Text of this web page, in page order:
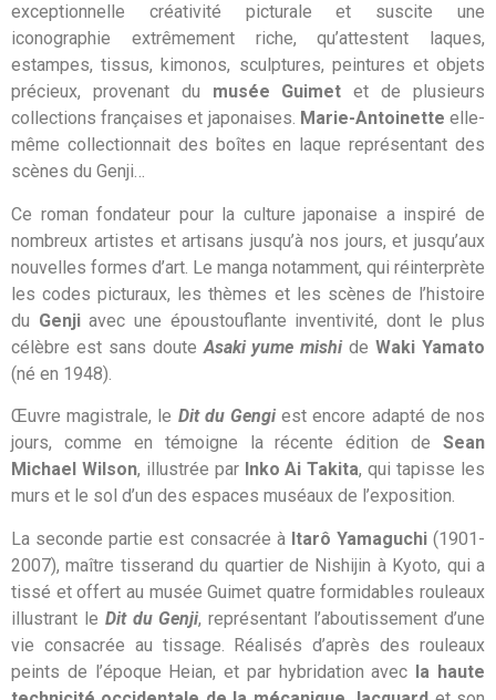
exceptionnelle créativité picturale et suscite une
iconographie extrêmement riche, qu’attestent laques,
estampes, tissus, kimonos, sculptures, peintures et objets
précieux, provenant du musée Guimet et de plusieurs
collections françaises et japonaises. Marie-Antoinette elle-
même collectionnait des boîtes en laque représentant des
scènes du Genji…
Ce roman fondateur pour la culture japonaise a inspiré de
nombreux artistes et artisans jusqu’à nos jours, et jusqu’aux
nouvelles formes d’art. Le manga notamment, qui réinterprète
les codes picturaux, les thèmes et les scènes de l’histoire
du Genjiavec une époustouflante inventivité, dont le plus
célèbre est sans doute Asaki yume mishi deWaki Yamato
(né en 1948).
Œuvre magistrale, le Dit du Gengi est encore adapté de nos
jours, comme en témoigne la récente édition de Sean
Michael Wilson, illustrée par Inko Ai Takita, qui tapisse les
murs et le sol d’un des espaces muséaux de l’exposition.
La seconde partie est consacrée à Itarô Yamaguchi(1901-
2007), maître tisserand du quartier de Nishijin à Kyoto, qui a
tissé et offert au musée Guimet quatre formidables rouleaux
illustrant le Dit du Genji, représentant l’aboutissement d’une
vie consacrée au tissage. Réalisés d’après des rouleaux
peints de l’époque Heian, et par hybridation avec la haute